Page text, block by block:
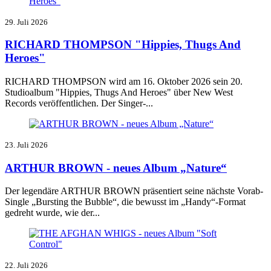
29. Juli 2026
RICHARD THOMPSON "Hippies, Thugs And
Heroes"
RICHARD THOMPSON wird am 16. Oktober 2026 sein 20.
Studioalbum "Hippies, Thugs And Heroes" über New West
Records veröffentlichen. Der Singer-...
23. Juli 2026
ARTHUR BROWN - neues Album „Nature“
Der legendäre ARTHUR BROWN präsentiert seine nächste Vorab-
Single „Bursting the Bubble“, die bewusst im „Handy“-Format
gedreht wurde, wie der...
22. Juli 2026